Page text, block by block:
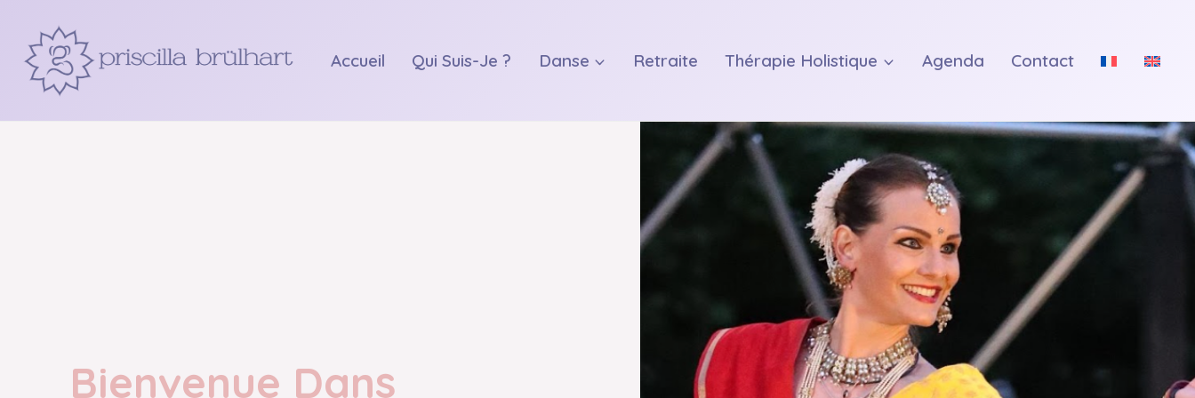
contenu
Accueil Qui Suis-Je ? Danse Retraite Thérapie Holistique Agenda Contact
Bienvenue Dans